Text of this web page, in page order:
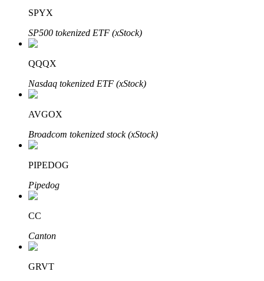
เรียนรู้ Staking
SPYX
SP500 tokenized ETF (xStock)
QQQX
Nasdaq tokenized ETF (xStock)
AVGOX
Broadcom tokenized stock (xStock)
PIPEDOG
Pipedog
CC
Canton
GRVT